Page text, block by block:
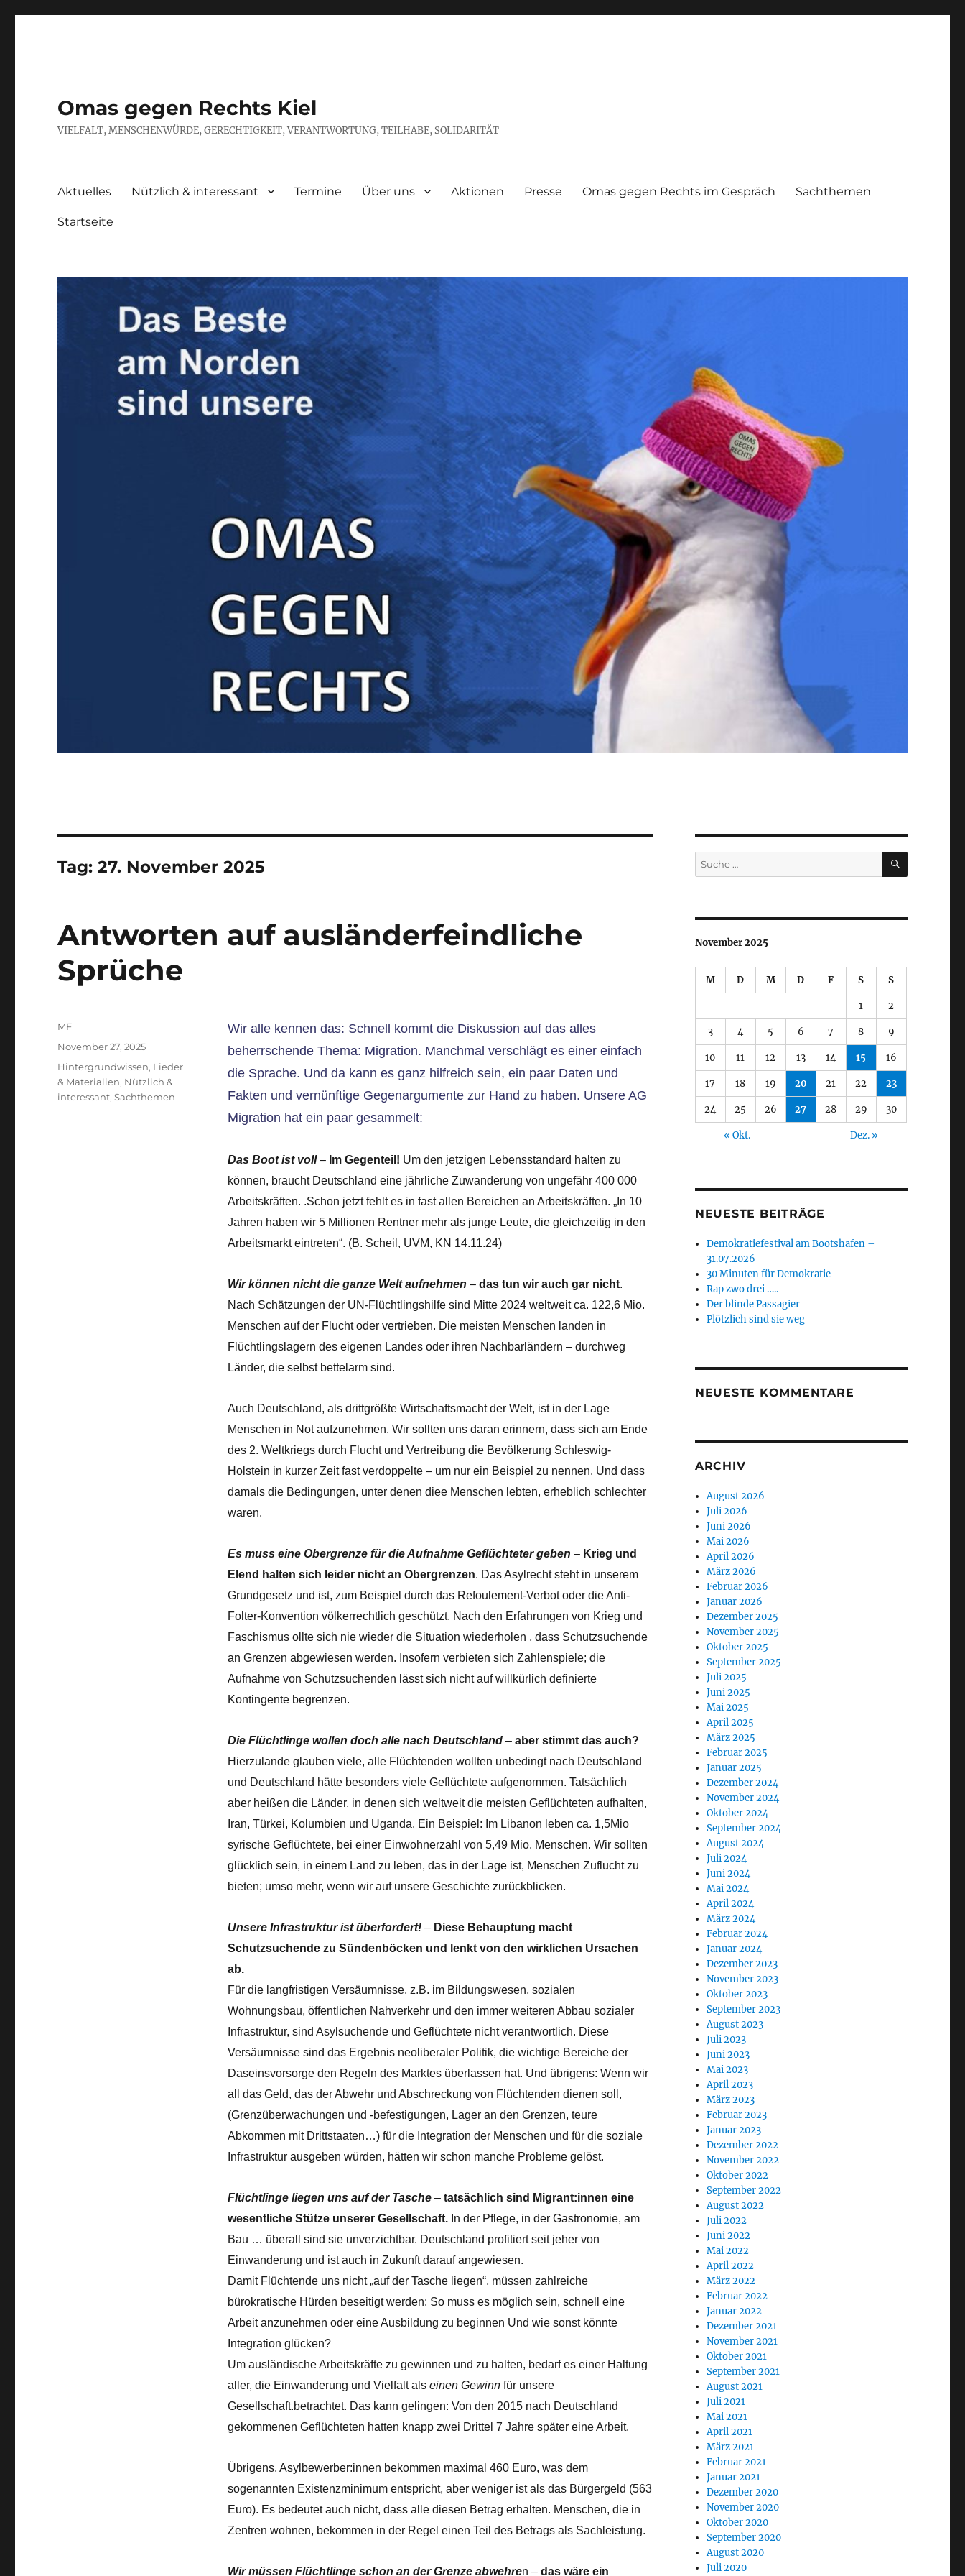
Omas gegen Rechts Kiel
VIELFALT, MENSCHENWÜRDE, GERECHTIGKEIT, VERANTWORTUNG, TEILHABE, SOLIDARITÄT
Aktuelles Nützlich & interessant Termine Über uns Aktionen Presse Omas gegen Rechts im Gespräch Sachthemen
Startseite
Tag:27. November 2025
Antworten auf ausländerfeindliche
Sprüche
Wir alle kennen das: Schnell kommt die Diskussion auf das alles
beherrschende Thema: Migration. Manchmal verschlägt es einer einfach
die Sprache. Und da kann es ganz hilfreich sein, ein paar Daten und
Fakten und vernünftige Gegenargumente zur Hand zu haben. Unsere AG
Migration hat ein paar gesammelt:
Das Boot ist voll – Im Gegenteil! Um den jetzigen Lebensstandard halten zu
können, braucht Deutschland eine jährliche Zuwanderung von ungefähr 400 000
Arbeitskräften. .Schon jetzt fehlt es in fast allen Bereichen an Arbeitskräften. „In 10
Jahren haben wir 5 Millionen Rentner mehr als junge Leute, die gleichzeitig in den
Arbeitsmarkt eintreten“. (B. Scheil, UVM, KN 14.11.24)
Wir können nicht die ganze Welt aufnehmen – das tun wir auch gar nicht.
Nach Schätzungen der UN-Flüchtlingshilfe sind Mitte 2024 weltweit ca. 122,6 Mio.
Menschen auf der Flucht oder vertrieben. Die meisten Menschen landen in
Flüchtlingslagern des eigenen Landes oder ihren Nachbarländern – durchweg
Länder, die selbst bettelarm sind.
Auch Deutschland, als drittgrößte Wirtschaftsmacht der Welt, ist in der Lage
Menschen in Not aufzunehmen. Wir sollten uns daran erinnern, dass sich am Ende
des 2. Weltkriegs durch Flucht und Vertreibung die Bevölkerung Schleswig-
Holstein in kurzer Zeit fast verdoppelte – um nur ein Beispiel zu nennen. Und dass
damals die Bedingungen, unter denen diee Menschen lebten, erheblich schlechter
waren.
Es muss eine Obergrenze für die Aufnahme Geflüchteter geben – Krieg und
Elend halten sich leider nicht an Obergrenzen. Das Asylrecht steht in unserem
Grundgesetz und ist, zum Beispiel durch das Refoulement-Verbot oder die Anti-
Folter-Konvention völkerrechtlich geschützt. Nach den Erfahrungen von Krieg und
Faschismus ollte sich nie wieder die Situation wiederholen , dass Schutzsuchende
an Grenzen abgewiesen werden. Insofern verbieten sich Zahlenspiele; die
Aufnahme von Schutzsuchenden lässt sich nicht auf willkürlich definierte
Kontingente begrenzen.
Die Flüchtlinge wollen doch alle nach Deutschland– aber stimmt das auch?
Hierzulande glauben viele, alle Flüchtenden wollten unbedingt nach Deutschland
und Deutschland hätte besonders viele Geflüchtete aufgenommen. Tatsächlich
aber heißen die Länder, in denen sich weltweit die meisten Geflüchteten aufhalten,
Iran, Türkei, Kolumbien und Uganda. Ein Beispiel: Im Libanon leben ca. 1,5Mio
syrische Geflüchtete, bei einer Einwohnerzahl von 5,49 Mio. Menschen. Wir sollten
glücklich sein, in einem Land zu leben, das in der Lage ist, Menschen Zuflucht zu
bieten; umso mehr, wenn wir auf unsere Geschichte zurückblicken.
Unsere Infrastruktur ist überfordert!– Diese Behauptung macht
Schutzsuchende zu Sündenböcken und lenkt von den wirklichen Ursachen
ab.
Für die langfristigen Versäumnisse, z.B. im Bildungswesen, sozialen
Wohnungsbau, öffentlichen Nahverkehr und den immer weiteren Abbau sozialer
Infrastruktur, sind Asylsuchende und Geflüchtete nicht verantwortlich. Diese
Versäumnisse sind das Ergebnis neoliberaler Politik, die wichtige Bereiche der
Daseinsvorsorge den Regeln des Marktes überlassen hat. Und übrigens: Wenn wir
all das Geld, das der Abwehr und Abschreckung von Flüchtenden dienen soll,
(Grenzüberwachungen und -befestigungen, Lager an den Grenzen, teure
Abkommen mit Drittstaaten…) für die Integration der Menschen und für die soziale
Infrastruktur ausgeben würden, hätten wir schon manche Probleme gelöst.
Flüchtlinge liegen uns auf der Tasche– tatsächlich sind Migrant:innen eine
wesentliche Stütze unserer Gesellschaft.In der Pflege, in der Gastronomie, am
Bau … überall sind sie unverzichtbar. Deutschland profitiert seit jeher von
Einwanderung und ist auch in Zukunft darauf angewiesen.
Damit Flüchtende uns nicht „auf der Tasche liegen“, müssen zahlreiche
bürokratische Hürden beseitigt werden: So muss es möglich sein, schnell eine
Arbeit anzunehmen oder eine Ausbildung zu beginnen Und wie sonst könnte
Integration glücken?
Um ausländische Arbeitskräfte zu gewinnen und zu halten, bedarf es einer Haltung
aller, die Einwanderung und Vielfalt als einen Gewinnfür unsere
Gesellschaft.betrachtet. Das kann gelingen: Von den 2015 nach Deutschland
gekommenen Geflüchteten hatten knapp zwei Drittel 7 Jahre später eine Arbeit.
Übrigens, Asylbewerber:innen bekommen maximal 460 Euro, was dem
sogenannten Existenzminimum entspricht, aber weniger ist als das Bürgergeld (563
Euro). Es bedeutet auch nicht, dass alle diesen Betrag erhalten. Menschen, die in
Zentren wohnen, bekommen in der Regel einen Teil des Betrags als Sachleistung.
Wir müssen Flüchtlinge schon an der Grenze abwehren – das wäre ein
Autor
MF
Veröffentlicht
am
November 27, 2025
Kategorien
Hintergrundwissen, Lieder
& Materialien, Nützlich &
interessant,Sachthemen
Suche
nach:
SUCHEN
November 2025
M D M D F S S
1 2
3 4 5 6 7 8 9
10 11 12 13 14 15 16
17 18 19 20 21 22 23
24 25 26 27 28 29 30
« Okt. Dez. »
NEUESTE BEITRÄGE
Demokratiefestival am Bootshafen –
31.07.2026
30 Minuten für Demokratie
Rap zwo drei …..
Der blinde Passagier
Plötzlich sind sie weg
NEUESTE KOMMENTARE
ARCHIV
August 2026
Juli 2026
Juni 2026
Mai 2026
April 2026
März 2026
Februar 2026
Januar 2026
Dezember 2025
November 2025
Oktober 2025
September 2025
Juli 2025
Juni 2025
Mai 2025
April 2025
März 2025
Februar 2025
Januar 2025
Dezember 2024
November 2024
Oktober 2024
September 2024
August 2024
Juli 2024
Juni 2024
Mai 2024
April 2024
März 2024
Februar 2024
Januar 2024
Dezember 2023
November 2023
Oktober 2023
September 2023
August 2023
Juli 2023
Juni 2023
Mai 2023
April 2023
März 2023
Februar 2023
Januar 2023
Dezember 2022
November 2022
Oktober 2022
September 2022
August 2022
Juli 2022
Juni 2022
Mai 2022
April 2022
März 2022
Februar 2022
Januar 2022
Dezember 2021
November 2021
Oktober 2021
September 2021
August 2021
Juli 2021
Mai 2021
April 2021
März 2021
Februar 2021
Januar 2021
Dezember 2020
November 2020
Oktober 2020
September 2020
August 2020
Juli 2020